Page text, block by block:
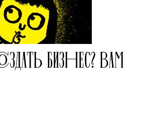
БИЗНЕС? ВАМ